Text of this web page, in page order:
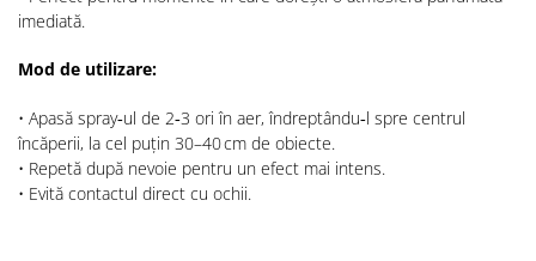
imediată.
Mod de utilizare:
• Apasă spray‑ul de 2‑3 ori în aer, îndreptându‑l spre centrul
încăperii, la cel puțin 30–40 cm de obiecte.
• Repetă după nevoie pentru un efect mai intens.
• Evită contactul direct cu ochii.